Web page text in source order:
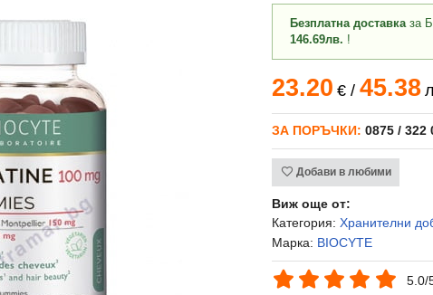
Безплатна доставказа
146.69лв. !
23.20 €/ 45.38
ЗА ПОРЪЧКИ: 0875 / 322
Добави в любими
Виж още от:
Категория:Хранителни
Марка: BIOCYTE
5.0/